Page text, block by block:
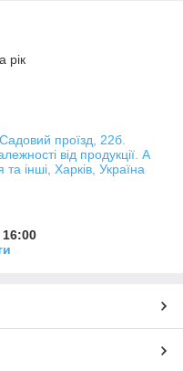
який входять і сережки.
заготівки у формі
а носіння —
для вас в
Досить вибрати
заглушку,
оригінальної
типами замка;
рік
проїзд, 22б.
від продукції. А
та інші, Харків, Україна